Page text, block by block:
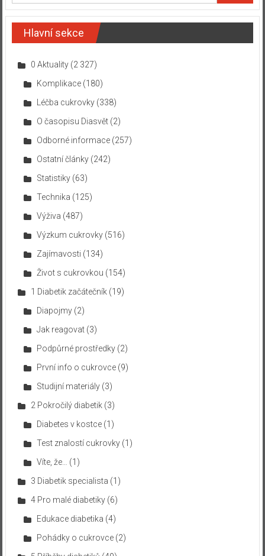
Hlavní sekce
0 Aktuality(2 327)
Komplikace(180)
Léčba cukrovky(338)
O časopisu Diasvět(2)
Odborné informace(257)
Ostatní články(242)
Statistiky(63)
Technika (125)
Výživa (487)
Výzkum cukrovky(516)
Zajímavosti (134)
Život s cukrovkou (154)
1 Diabetik začátečník(19)
Diapojmy(2)
Jak reagovat(3)
Podpůrné prostředky(2)
První info o cukrovce(9)
Studijní materiály(3)
2 Pokročilý diabetik(3)
Diabetes v kostce(1)
Test znalostí cukrovky(1)
Víte, že…
(1)
3 Diabetik specialista (1)
4 Pro malé diabetiky(6)
Edukace diabetika (4)
Pohádky o cukrovce(2)